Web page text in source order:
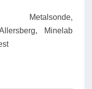
Metalsonde,
Minelab